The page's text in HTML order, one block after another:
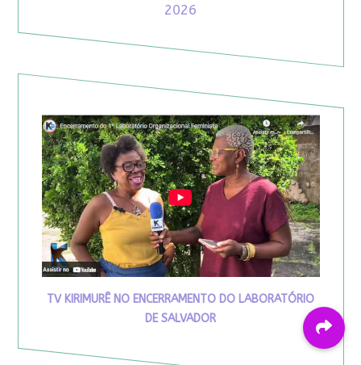
2026
TV KIRIMURÊ NO ENCERRAMENTO DO LABORATÓRIO
DE SALVADOR